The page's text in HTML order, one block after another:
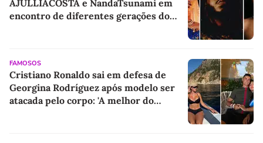
AJULLIACOSTA e NandaTsunami em
encontro de diferentes gerações do
FAMOSOS
Cristiano Ronaldo sai em defesa de
Georgina Rodríguez após modelo ser
atacada pelo corpo: 'A melhor do